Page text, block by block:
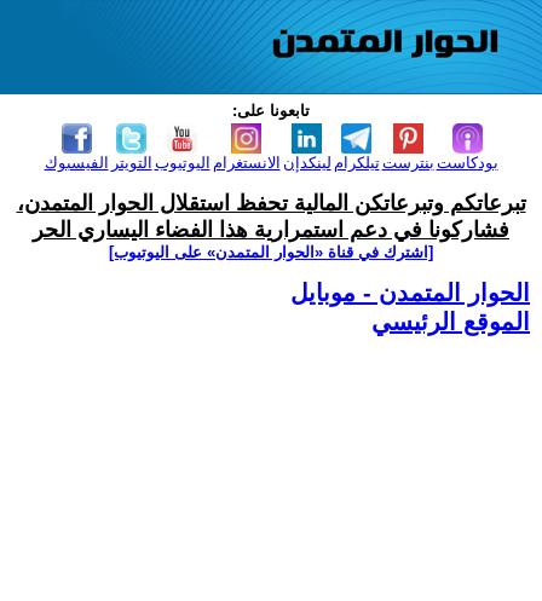
تابعونا على:
الفيسبوك التويتر اليوتيوب الانستغرام لينكدإن تيلكرامبنترست بودكاست
تبرعاتكم وتبرعاتكن المالية تحفظ استقلال الحوار المتمدن،
فشاركونا في دعم استمرارية هذا الفضاء اليساري الحر
[اشترك في قناة ‫«الحوار المتمدن» على اليوتيوب]
الحوار المتمدن - موبايل
الموقع الرئيسي